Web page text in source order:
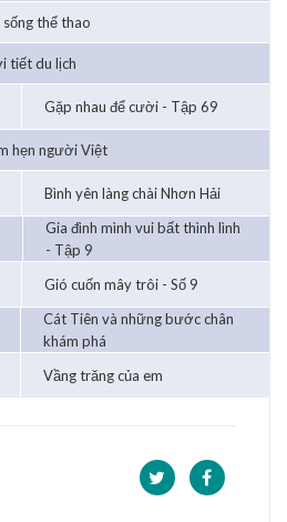
sống thể thao
tiết du lịch
Gặp nhau để cười - Tập 69
hẹn người Việt
Bình yên làng chài Nhơn Hải
Gia đình mình vui bất thình lình
- Tập 9
Gió cuốn mây trôi - Số 9
Cát Tiên và những bước chân
khám phá
Vầng trăng của em